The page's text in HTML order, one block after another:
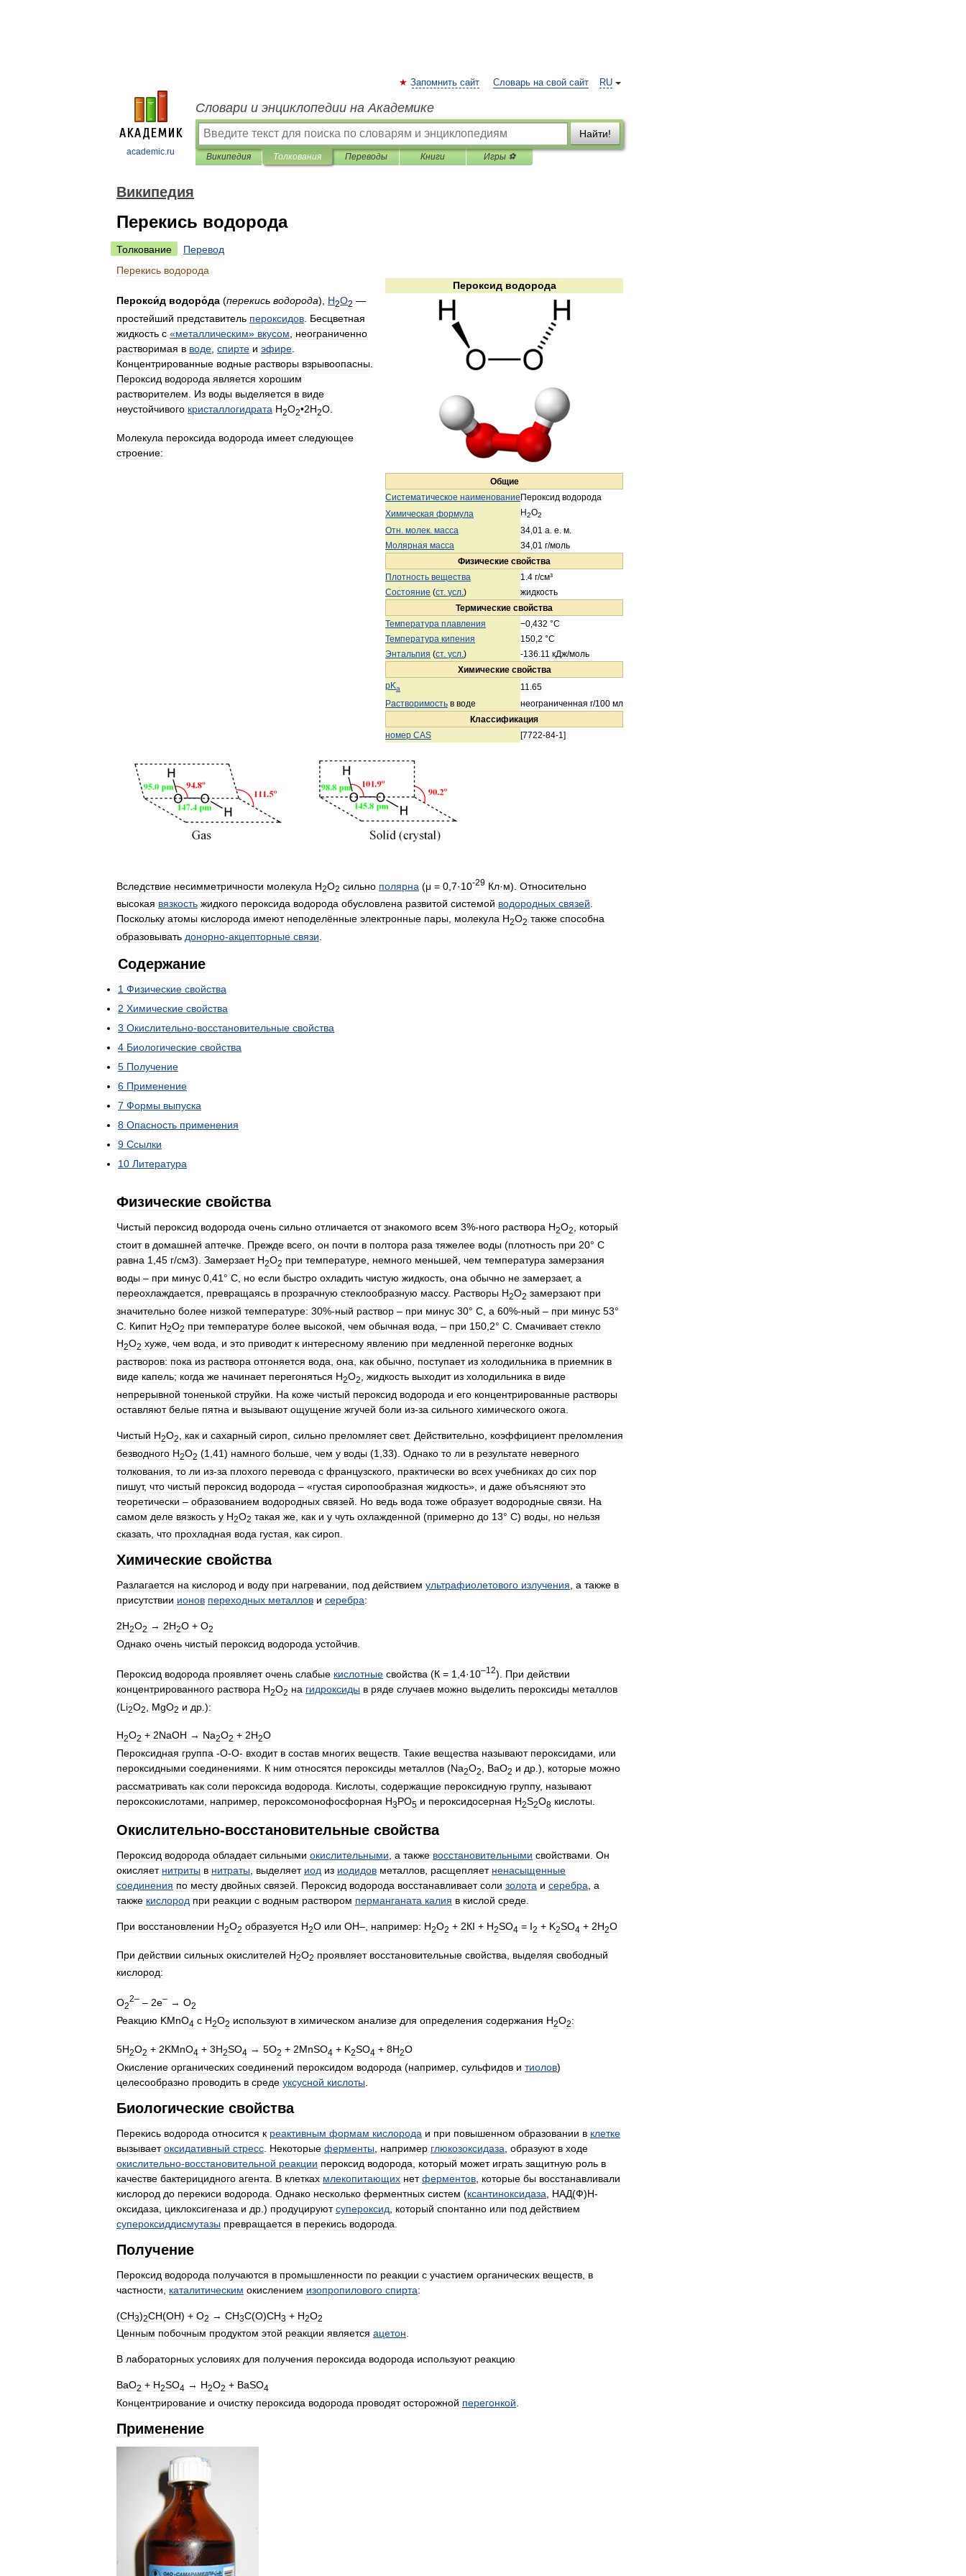
academic.ru
RU
Запомнить сайт Словарь на свой сайт
Словари и энциклопедии на Академике
Найти!
Википедия Толкования Переводы Книги Игры ⚽
Википедия
Перекись водорода
Толкование
Перевод
Перекись водорода
Пероксид водорода
Общие
Систематическое наименованиеПероксид водорода
Химическая формула H2O2
Отн молек масса 34 01 а е м
Молярная масса 34 01 г/моль
Физические свойства
Плотность вещества 1 4 г/см³
Состояние (ст. усл )
жидкость
Термические свойства
Температура плавления −0 432 °C
Температура кипения 150 2 °C
Энтальпия (ст. усл ) -136 11 кДж/моль
Химические свойства
pKa 11 65
Растворимость в воде неограниченная г/100 мл
Классификация
номер CAS [7722-84-1 ]
Перокси́д водоро́да (перекись водорода), H2O2 —
простейший представитель пероксидов Бесцветная
жидкость с «металлическим» вкусом
неограниченно
растворимая в воде спирте и эфире
Концентрированные водные растворы взрывоопасны
Пероксид водорода является хорошим
растворителем
Из воды выделяется в виде
неустойчивого кристаллогидрата H2O2•2H2O
Молекула пероксида водорода имеет следующее
строение:
Вследствие несимметричности молекула H2O2 сильно полярна (μ = 0 7·10-29 Кл·м). Относительно
высокая вязкость жидкого пероксида водорода обусловлена развитой системой водородных связей.
Поскольку атомы кислорода имеют неподелённые электронные пары, молекула H2O2 также способна
образовывать донорно-акцепторные связи.
Содержание
1 Физические свойства
2 Химические свойства
3 Окислительно-восстановительные свойства
4 Биологические свойства
5 Получение
6 Применение
7 Формы выпуска
8 Опасность применения
9 Ссылки
10 Литература
Физические свойства
Чистый пероксид водорода очень сильно отличается от знакомого всем 3%-ного раствора Н2О2, который
стоит в домашней аптечке Прежде всего он почти в полтора раза тяжелее воды (плотность при 20° С
равна 1 45 г/см3). Замерзает Н2О2 при температуре немного меньшей чем температура замерзания
воды – при минус 0 41 ° С но если быстро охладить чистую жидкость она обычно не замерзает, а
переохлаждается
превращаясь в прозрачную стеклообразную массу. Растворы Н2О2 замерзают при
значительно более низкой температуре: 30%-ный раствор – при минус 30° С а 60%-ный – при минус 53°
С Кипит Н2О2 при температуре более высокой чем обычная вода , – при 150 2° С Смачивает стекло
Н2О2 хуже, чем вода, и это приводит к интересному явлению при медленной перегонке водных
растворов: пока из раствора отгоняется вода, она, как обычно, поступает из холодильника в приемник в
виде капель; когда же начинает перегоняться Н2О2, жидкость выходит из холодильника в виде
непрерывной тоненькой струйки На коже чистый пероксид водорода и его концентрированные растворы
оставляют белые пятна и вызывают ощущение жгучей боли из-за сильного химического ожога
Чистый Н2О2 как и сахарный сироп сильно преломляет свет. Действительно коэффициент преломления
безводного Н2О2 (1 41) намного больше чем у воды (1 33). Однако то ли в результате неверного
толкования то ли из-за плохого перевода с французского практически во всех учебниках до сих пор
пишут, что чистый пероксид водорода – «густая сиропообразная жидкость», и даже объясняют это
теоретически – образованием водородных связей Но ведь вода тоже образует водородные связи
На
самом деле вязкость у Н2О2 такая же как и у чуть охлажденной (примерно до 13° С) воды но нельзя
сказать, что прохладная вода густая, как сироп.
Химические свойства
Разлагается на кислород и воду при нагревании, под действием ультрафиолетового излучения, а также в
присутствии ионов переходных металлов и серебра:
2Н2O2 → 2H2O + O2
Однако очень чистый пероксид водорода устойчив.
Пероксид водорода проявляет очень слабые кислотные свойства (К = 1 4·10–12). При действии
концентрированного раствора Н2O2 на гидроксиды в ряде случаев можно выделить пероксиды металлов
(Li2O2 MgO2 и др .):
Н2O2 + 2NaOH → Na2O2 + 2H2O
Пероксидная группа -O-O- входит в состав многих веществ. Такие вещества называют пероксидами, или
пероксидными соединениями. К ним относятся пероксиды металлов (Na2O2, BaO2 и др.), которые можно
рассматривать как соли пероксида водорода Кислоты содержащие пероксидную группу, называют
пероксокислотами
например пероксомонофосфорная H3PO5 и пероксидосерная H2S2O8 кислоты
Окислительно-восстановительные свойства
Пероксид водорода обладает сильными окислительными а также восстановительными свойствами Он
окисляет нитриты в нитраты выделяет иод из иодидов металлов расщепляет ненасыщенные
соединения по месту двойных связей Пероксид водорода восстанавливает соли золота и серебра а
также кислород при реакции с водным раствором перманганата калия в кислой среде
При восстановлении Н2O2 образуется Н2O или ОН–, например: Н2О2 + 2КI + Н2SO4 = I2 + K2SO4 + 2H2O
При действии сильных окислителей H2O2 проявляет восстановительные свойства выделяя свободный
кислород:
O2
2– – 2e– → O2
Реакцию KMnO4 с Н2O2 используют в химическом анализе для определения содержания Н2O2:
5H2O2 + 2KMnO4 + 3H2SO4 → 5O2 + 2MnSO4 + K2SO4 + 8H2O
Окисление органических соединений пероксидом водорода (например сульфидов и тиолов)
целесообразно проводить в среде уксусной кислоты
Биологические свойства
Перекись водорода относится к реактивным формам кислорода и при повышенном образовании в клетке
вызывает оксидативный стресс Некоторые ферменты например глюкозоксидаза образуют в ходе
окислительно-восстановительной реакции пероксид водорода который может играть защитную роль в
качестве бактерицидного агента В клетках млекопитающих нет ферментов которые бы восстанавливали
кислород до перекиси водорода Однако несколько ферментных систем (ксантиноксидаза НАД(Ф)H-
оксидаза
циклоксигеназа и др .) продуцируют супероксид который спонтанно или под действием
супероксиддисмутазы превращается в перекись водорода
Получение
Пероксид водорода получаются в промышленности по реакции с участием органических веществ в
частности
каталитическим окислением изопропилового спирта:
(CH3)2СН(ОН) + O2 → CH3C(O)CH3 + H2O2
Ценным побочным продуктом этой реакции является ацетон.
В лабораторных условиях для получения пероксида водорода используют реакцию
BaO2 + H2SO4 → H2O2 + BaSO4
Концентрирование и очистку пероксида водорода проводят осторожной перегонкой
Применение